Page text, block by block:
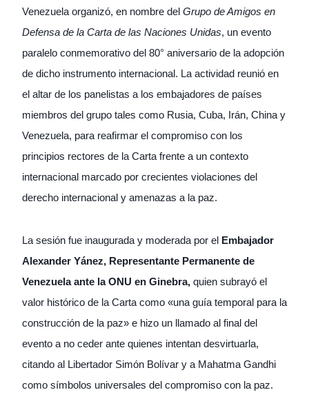
Venezuela organizó, en nombre del Grupo de Amigos en
Defensa de la Carta de las Naciones Unidas, un evento
paralelo conmemorativo del 80° aniversario de la adopción
de dicho instrumento internacional. La actividad reunió en
el altar de los panelistas a los embajadores de países
miembros del grupo tales como Rusia, Cuba, Irán, China y
Venezuela, para reafirmar el compromiso con los
principios rectores de la Carta frente a un contexto
internacional marcado por crecientes violaciones del
derecho internacional y amenazas a la paz.
La sesión fue inaugurada y moderada por el Embajador
Alexander Yánez, Representante Permanente de
Venezuela ante la ONU en Ginebra, quien subrayó el
valor histórico de la Carta como «una guía temporal para la
construcción de la paz» e hizo un llamado al final del
evento a no ceder ante quienes intentan desvirtuarla,
citando al Libertador Simón Bolívar y a Mahatma Gandhi
como símbolos universales del compromiso con la paz.